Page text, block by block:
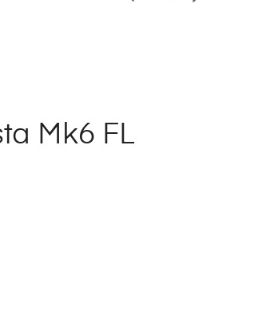
Mk6 FL